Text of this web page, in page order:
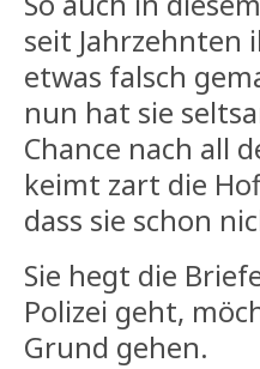
seit Jahrzehnten
etwas falsch
nun hat sie
Chance nach all
keimt zart die
dass sie schon
Sie hegt die
Polizei geht,
Grund gehen.